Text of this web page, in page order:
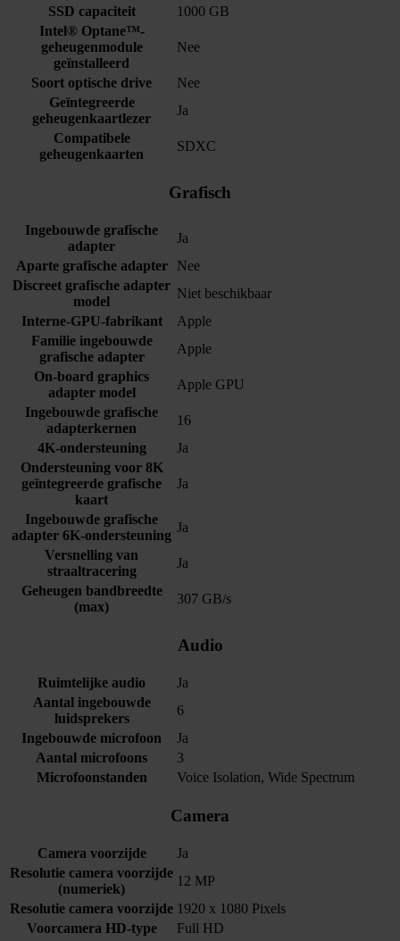
SSD capaciteit
1000 GB
Intel® Optane™-
geheugenmodule
geïnstalleerd
Nee
Soort optische drive
Nee
Geïntegreerde
geheugenkaartlezer
Ja
Compatibele
geheugenkaarten
SDXC
Grafisch
Ingebouwde grafische
adapter
Ja
Aparte grafische adapter
Nee
Discreet grafische adapter
model
Niet beschikbaar
Interne-GPU-fabrikant
Apple
Familie ingebouwde
grafische adapter
Apple
On-board graphics
adapter model
Apple GPU
Ingebouwde grafische
adapterkernen
16
4K-ondersteuning
Ja
Ondersteuning voor 8K
geïntegreerde grafische
kaart
Ja
Ingebouwde grafische
adapter 6K-ondersteuning
Ja
Versnelling van
straaltracering
Ja
Geheugen bandbreedte
(max)
307 GB/s
Audio
Ruimtelijke audio
Ja
Aantal ingebouwde
luidsprekers
6
Ingebouwde microfoon
Ja
Aantal microfoons
3
Microfoonstanden
Voice Isolation, Wide Spectrum
Camera
Camera voorzijde
Ja
Resolutie camera voorzijde
(numeriek)
12 MP
Resolutie camera voorzijde 1920 x 1080 Pixels
Voorcamera HD-type
Full HD